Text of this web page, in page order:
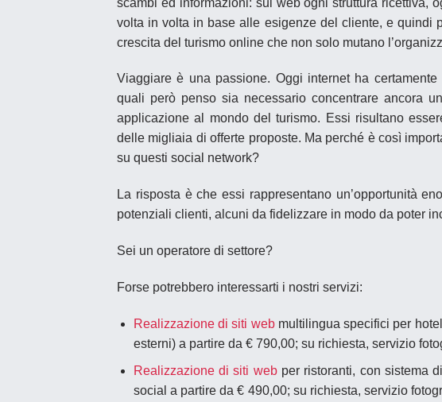
volta in volta in base alle esigenze del cliente, e quindi
crescita del turismo online che non solo mutano
Viaggiare è una passione. Oggi internet ha
quali però penso sia necessario concentrare ancora
applicazione al mondo del turismo. Essi risultano
delle migliaia di offerte proposte. Ma perché è così
su questi social network?
La risposta è che essi rappresentano un’opportunità
potenziali clienti, alcuni da fidelizzare in modo da poter
Sei un operatore di settore?
Forse potrebbero interessarti i nostri servizi:
Realizzazione di siti webmultilingua specifici per
esterni) a partire da € 790,00; su richiesta, servizio
Realizzazione di siti webper ristoranti, con sistema
social a partire da € 490,00; su richiesta, servizio